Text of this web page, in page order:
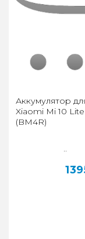
Аккумулятор
Xiaomi Mi 10 Lite
(BM4R)
..